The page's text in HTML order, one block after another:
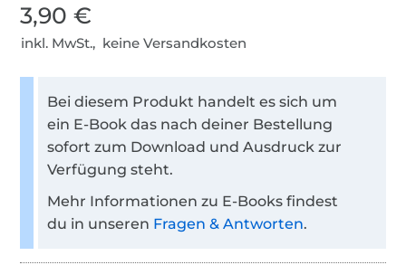
3,90 €
inkl. MwSt., keine Versandkosten
Bei diesem Produkt handelt es sich um
ein E-Book das nach deiner Bestellung
sofort zum Download und Ausdruck zur
Verfügung steht.
Mehr Informationen zu E-Books findest
du in unseren Fragen & Antworten.